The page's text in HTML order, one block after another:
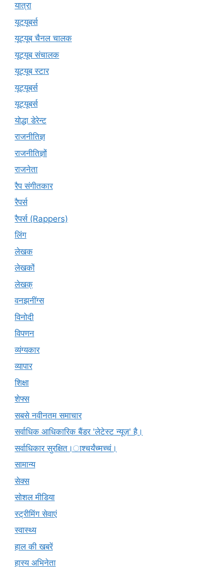
यात्रा
यूटयूबर्स
यूट्यूब चैनल चालक
यूट्यूब संचालक
यूट्यूब स्टार
यूट्यूबर्स
यूट्‍यूबर्स
योद्धा डेरेन्ट
राजनीतिज्ञ
राजनीतिज्ञों
राजनेता
रैप संगीतकार
रैपर्स
रैपर्स (Rappers)
लिंग
लेखक
लेखकों
लेखक्
वनझनींग्स
विनोदी
विपणन
व्यंग्यकार
व्यापार
शिक्षा
शेफ्स
सबसे नवीनतम समाचार
सर्वाधिक आधिकारिक बैंडर 'लेटेस्ट न्यूज़' है।
सर्वाधिकार सुरक्षित।ाश्चर्यंच्मच्चं।
सामान्य
सेक्स
सोशल मीडिया
स्ट्रीमिंग सेवाएं
स्वास्थ्य
हाल की खबरें
हास्य अभिनेता